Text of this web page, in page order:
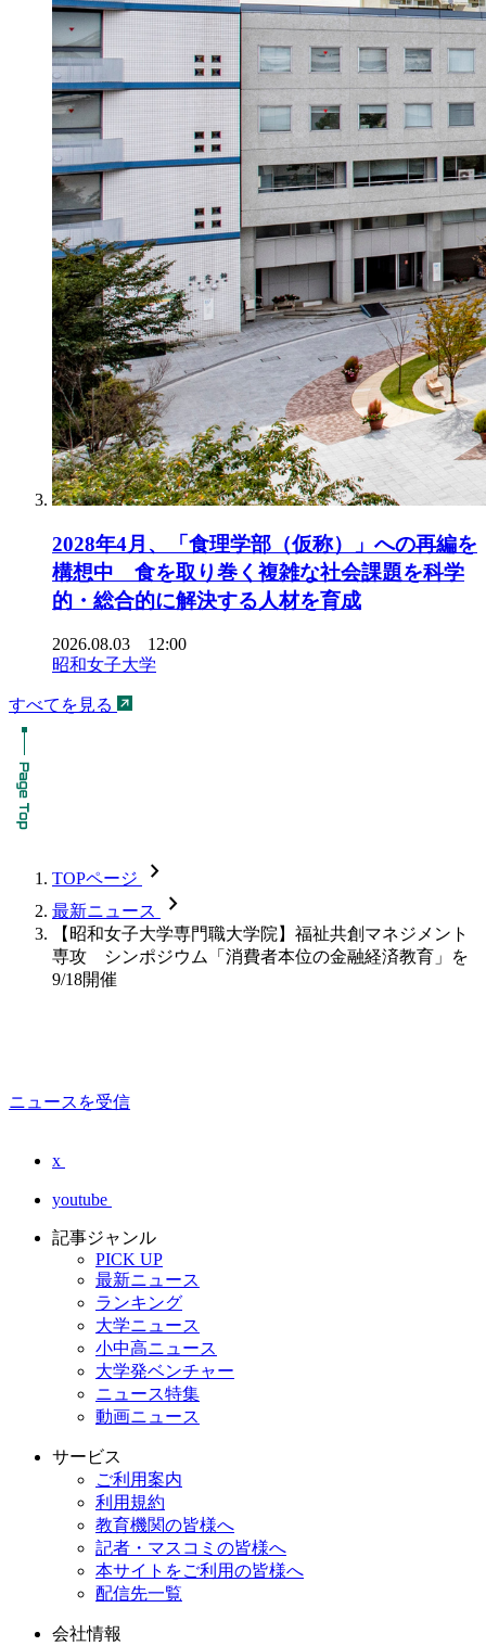
2028年4月、「食理学部（仮称）」への再編を
構想中 食を取り巻く複雑な社会課題を科学
的・総合的に解決する人材を育成
2026.08.03 12:00
昭和女子大学
すべてを見る
TOPページ chevron_forward
最新ニュース chevron_forward
【昭和女子大学専門職大学院】福祉共創マネジメント
専攻 シンポジウム「消費者本位の金融経済教育」を
9/18開催
ニュースを受信
x
youtube
記事ジャンル
PICK UP
最新ニュース
ランキング
大学ニュース
小中高ニュース
大学発ベンチャー
ニュース特集
動画ニュース
サービス
ご利用案内
利用規約
教育機関の皆様へ
記者・マスコミの皆様へ
本サイトをご利用の皆様へ
配信先一覧
会社情報